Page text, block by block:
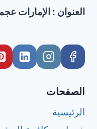
العنوان : الإمارات
الصفحات
الرئيسية